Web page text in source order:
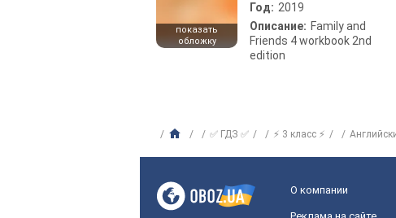
показать
обложку
Год: 2019
Описание: Family and
Friends 4 workbook 2nd
edition
✅ ГДЗ ✅ ⚡ 3 класс ⚡
О компании